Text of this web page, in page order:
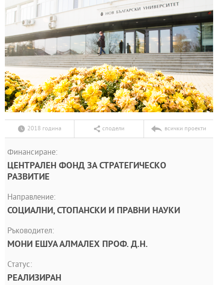
2018 година сподели всички проекти
Финансиране:
ЦЕНТРАЛЕН ФОНД ЗА СТРАТЕГИЧЕСКО
РАЗВИТИЕ
Направление:
СОЦИАЛНИ, СТОПАНСКИ И ПРАВНИ НАУКИ
Ръководител:
МОНИ ЕШУА АЛМАЛЕХ ПРОФ. Д.Н.
Статус:
РЕАЛИЗИРАН